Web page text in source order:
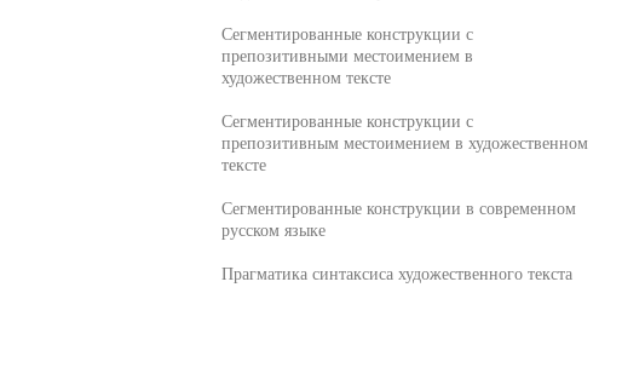
Сегментированные конструкции с
препозитивными местоимением в
художественном тексте
Сегментированные конструкции с
препозитивным местоимением в художественном
тексте
Сегментированные конструкции в современном
русском языке
Прагматика синтаксиса художественного текста